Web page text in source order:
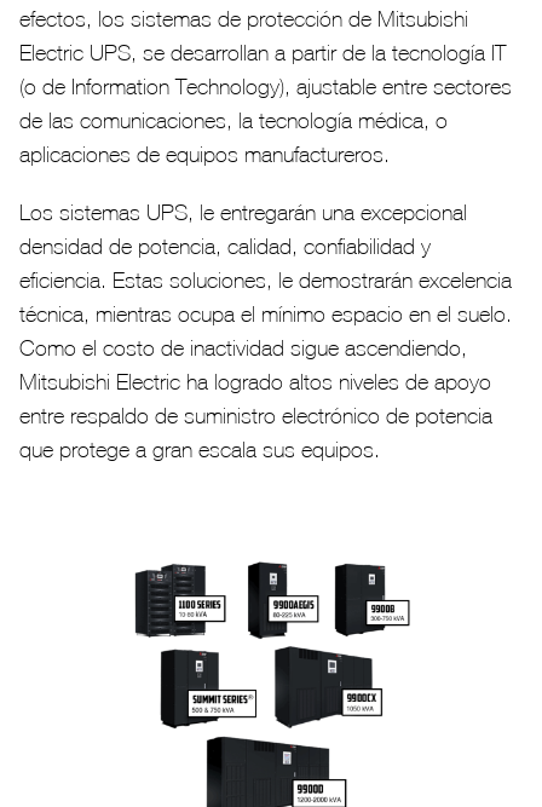
efectos, los sistemas de protección de Mitsubishi
Electric UPS, se desarrollan a partir de la tecnología IT
(o de Information Technology), ajustable entre sectores
de las comunicaciones, la tecnología médica, o
aplicaciones de equipos manufactureros.
Los sistemas UPS, le entregarán una excepcional
densidad de potencia, calidad, confiabilidad y
eficiencia. Estas soluciones, le demostrarán excelencia
técnica, mientras ocupa el mínimo espacio en el suelo.
Como el costo de inactividad sigue ascendiendo,
Mitsubishi Electric ha logrado altos niveles de apoyo
entre respaldo de suministro electrónico de potencia
que protege a gran escala sus equipos.